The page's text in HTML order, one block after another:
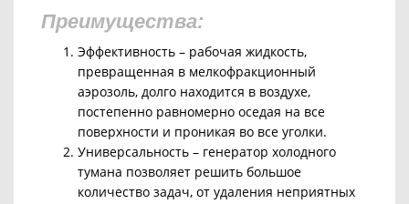
Преимущества:
Эффективность – рабочая жидкость,
превращенная в мелкофракционный
аэрозоль, долго находится в воздухе,
постепенно равномерно оседая на все
поверхности и проникая во все уголки.
Универсальность – генератор холодного
тумана позволяет решить большое
количество задач, от удаления неприятных